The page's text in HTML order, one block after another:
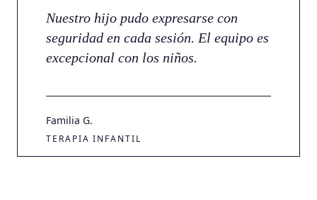
Nuestro hijo pudo expresarse con
seguridad en cada sesión. El equipo es
excepcional con los niños.
Familia G.
TERAPIA INFANTIL